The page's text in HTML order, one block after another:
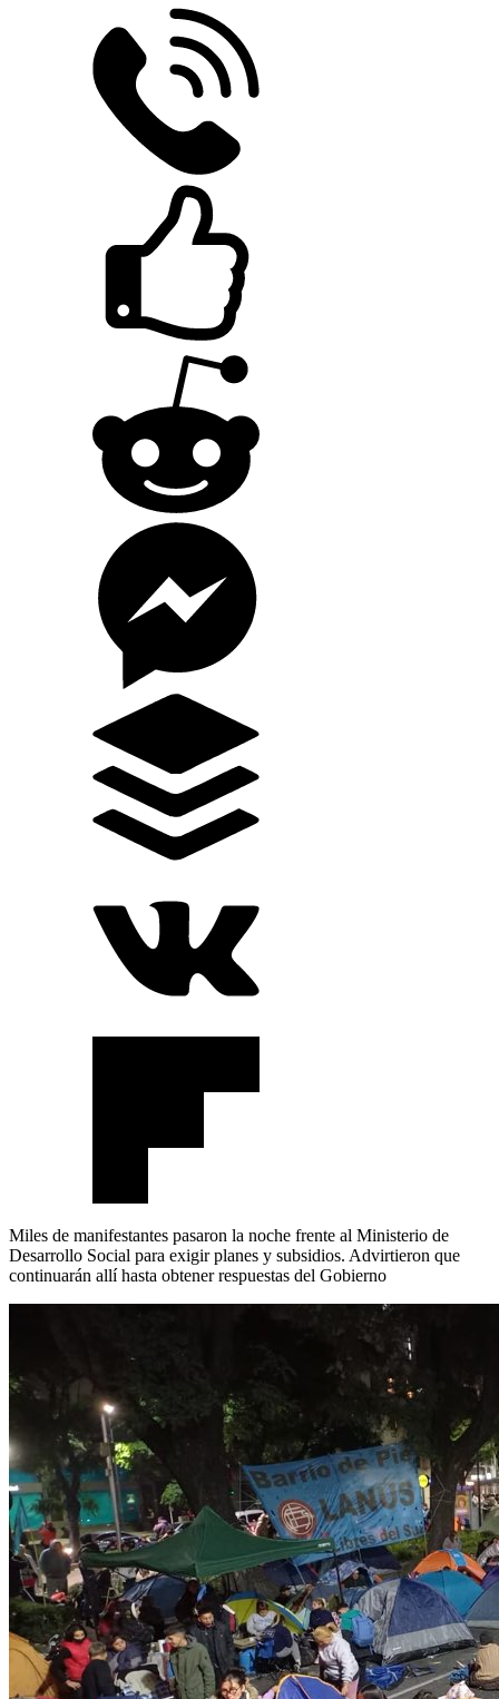
Miles de manifestantes pasaron la noche frente al Ministerio de
Desarrollo Social para exigir planes y subsidios. Advirtieron que
continuarán allí hasta obtener respuestas del Gobierno